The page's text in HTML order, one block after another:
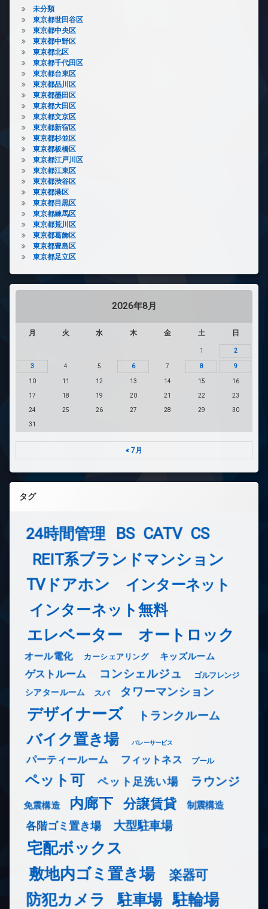
未分類
東京都世田谷区
東京都中央区
東京都中野区
東京都北区
東京都千代田区
東京都台東区
東京都品川区
東京都墨田区
東京都大田区
東京都文京区
東京都新宿区
東京都杉並区
東京都板橋区
東京都江戸川区
東京都江東区
東京都渋谷区
東京都港区
東京都目黒区
東京都練馬区
東京都荒川区
東京都葛飾区
東京都豊島区
東京都足立区
2026年8月
月 火 水 木 金 土 日
1 2
3 4 5 6 7 8 9
10 11 12 13 14 15 16
17 18 19 20 21 22 23
24 25 26 27 28 29 30
31
« 7月
タグ
24時間管理 BS CATV CS
REIT系ブランドマンション
TVドアホン インターネット
インターネット無料
エレベーター オートロック
オール電化 カーシェアリング キッズルーム
ゲストルーム コンシェルジュ ゴルフレンジ
シアタールーム スパ タワーマンション
デザイナーズ トランクルーム
バイク置き場 バレーサービス
パーティールーム フィットネス プール
ペット可 ペット足洗い場 ラウンジ
免震構造 内廊下 分譲賃貸 制震構造
各階ゴミ置き場 大型駐車場
宅配ボックス
敷地内ゴミ置き場
楽器可
防犯カメラ 駐車場 駐輪場